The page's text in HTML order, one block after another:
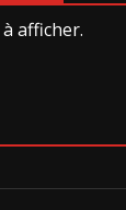
afficher.